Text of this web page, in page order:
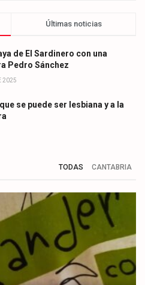
Últimas noticias
de El Sardinero con una
Pedro Sánchez
2025
se puede ser lesbiana y a la
TODAS CANTABRIA